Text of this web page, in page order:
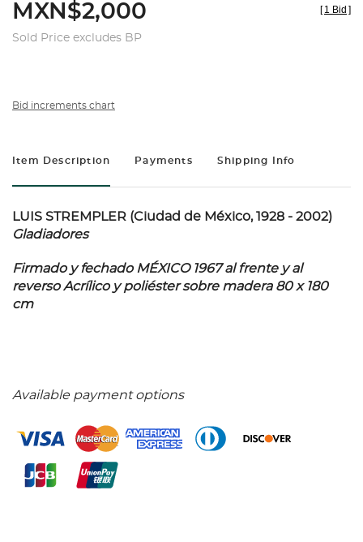
MXN$2,000
Sold Price excludes BP
[ 1 Bid ]
Bid increments chart
Item Description Payments Shipping Info
LUIS STREMPLER (Ciudad de México, 1928 - 2002)
Gladiadores
Firmado y fechado MÉXICO 1967 al frente y al
reverso Acrílico y poliéster sobre madera 80 x 180
cm
Available payment options